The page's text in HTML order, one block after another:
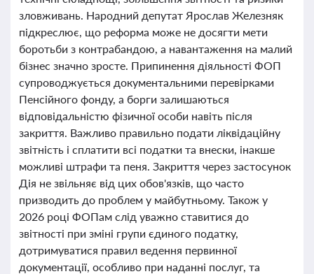
зловживань. Народний депутат Ярослав Железняк
підкреслює, що реформа може не досягти мети
боротьби з контрабандою, а навантаження на малий
бізнес значно зросте. Припинення діяльності ФОП
супроводжується документальними перевірками
Пенсійного фонду, а борги залишаються
відповідальністю фізичної особи навіть після
закриття. Важливо правильно подати ліквідаційну
звітність і сплатити всі податки та внески, інакше
можливі штрафи та пеня. Закриття через застосунок
Дія не звільняє від цих обов'язків, що часто
призводить до проблем у майбутньому. Також у
2026 році ФОПам слід уважно ставитися до
звітності при зміні групи єдиного податку,
дотримуватися правил ведення первинної
документації, особливо при наданні послуг, та